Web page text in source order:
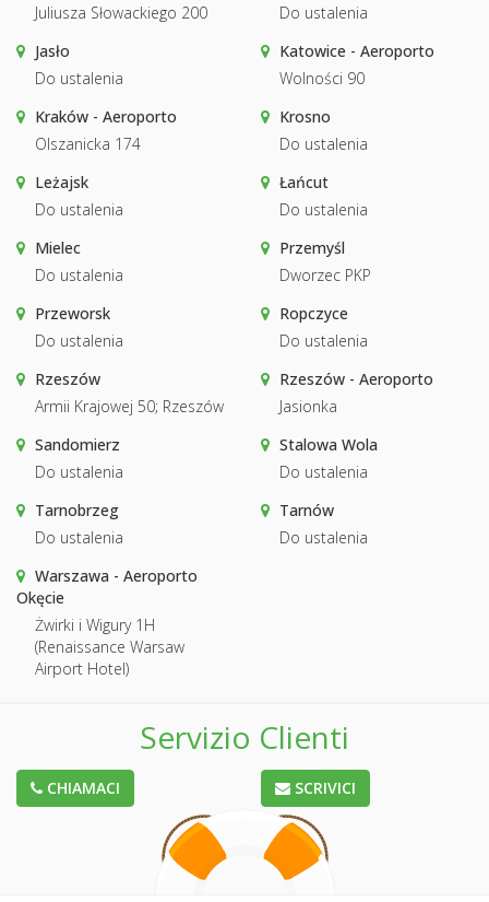
Juliusza Słowackiego 200
Do ustalenia
Jasło
Do ustalenia
Katowice - Aeroporto
Wolności 90
Kraków - Aeroporto
Olszanicka 174
Krosno
Do ustalenia
Leżajsk
Do ustalenia
Łańcut
Do ustalenia
Mielec
Do ustalenia
Przemyśl
Dworzec PKP
Przeworsk
Do ustalenia
Ropczyce
Do ustalenia
Rzeszów
Armii Krajowej 50; Rzeszów
Rzeszów - Aeroporto
Jasionka
Sandomierz
Do ustalenia
Stalowa Wola
Do ustalenia
Tarnobrzeg
Do ustalenia
Tarnów
Do ustalenia
Warszawa - Aeroporto
Okęcie
Żwirki i Wigury 1H
(Renaissance Warsaw
Airport Hotel)
Servizio Clienti
CHIAMACI SCRIVICI